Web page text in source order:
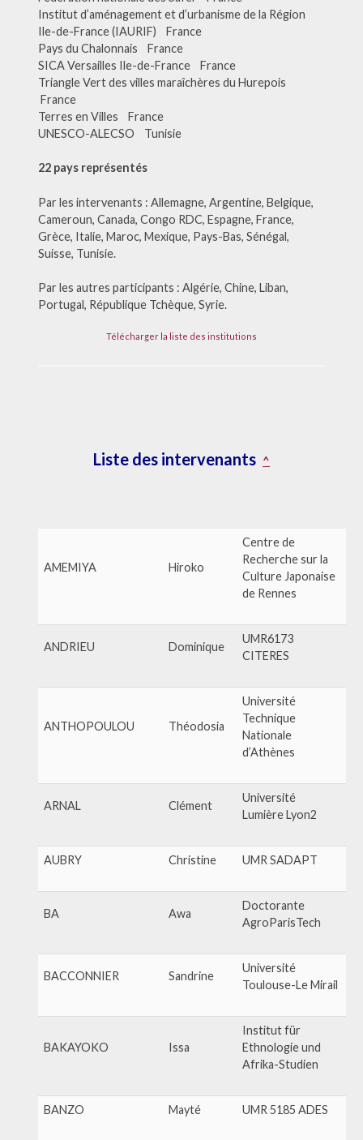
Institut d’aménagement et d’urbanisme de la Région
Ile-de-France (IAURIF) France
Pays du Chalonnais France
SICA Versailles Ile-de-France France
Triangle Vert des villes maraîchères du Hurepois
France
Terres en Villes France
UNESCO-ALECSO Tunisie
22 pays représentés
Par les intervenants : Allemagne, Argentine, Belgique,
Cameroun, Canada, Congo RDC, Espagne, France,
Grèce, Italie, Maroc, Mexique, Pays-Bas, Sénégal,
Suisse, Tunisie.
Par les autres participants : Algérie, Chine, Liban,
Portugal, République Tchèque, Syrie.
Télécharger la liste des institutions
Liste des intervenants ^
AMEMIYA Hiroko
Centre de
Recherche sur la
Culture Japonaise
de Rennes
ANDRIEU Dominique
UMR6173
CITERES
ANTHOPOULOU Théodosia
Université
Technique
Nationale
d’Athènes
ARNAL Clément
Université
Lumière Lyon2
AUBRY Christine UMR SADAPT
BA Awa
Doctorante
AgroParisTech
BACCONNIER Sandrine
Université
Toulouse-Le Mirail
BAKAYOKO Issa
Institut für
Ethnologie und
Afrika-Studien
BANZO Mayté UMR 5185 ADES